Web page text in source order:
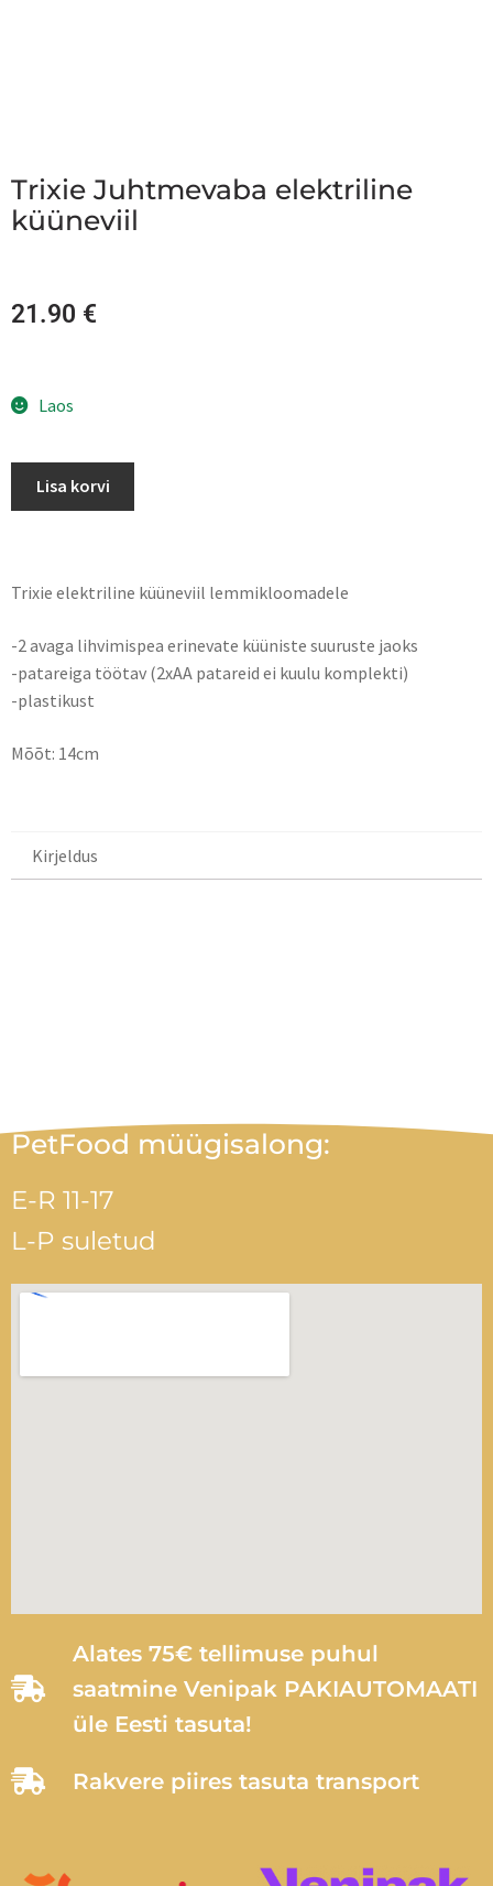
Trixie Juhtmevaba elektriline
küüneviil
21.90 €
Laos
Lisa korvi
Trixie elektriline küüneviil lemmikloomadele
-2 avaga lihvimispea erinevate küüniste suuruste jaoks
-patareiga töötav (2xAA patareid ei kuulu komplekti)
-plastikust
Mõõt: 14cm
Kirjeldus
PetFood müügisalong:
E-R 11-17
L-P suletud
Alates 75€ tellimuse puhul
saatmine Venipak PAKIAUTOMAATI
üle Eesti tasuta!
Rakvere piires tasuta transport